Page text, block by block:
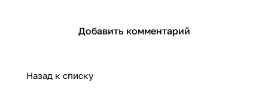
Добавить комментарий
Назад к списку